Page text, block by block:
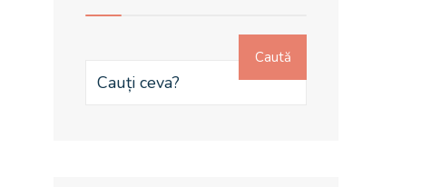
Caută